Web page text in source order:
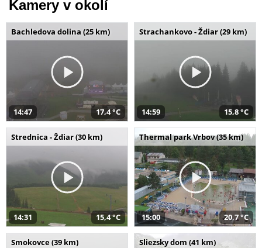
Kamery v okolí
Bachledova dolina (25 km)
14:47 17,4 °C
Strachankovo - Ždiar (29 km)
14:59 15,8 °C
Strednica - Ždiar (30 km)
14:31 15,4 °C
Thermal park Vrbov (35 km)
15:00 20,7 °C
Smokovce (39 km) Sliezsky dom (41 km)